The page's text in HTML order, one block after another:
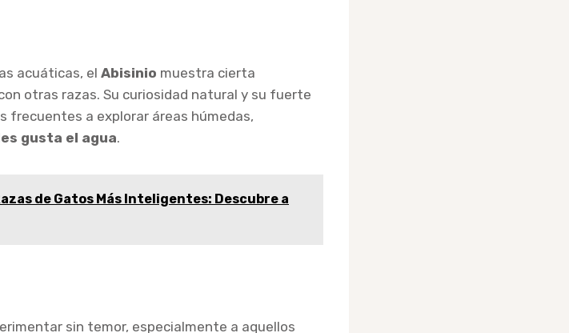
acuáticas, el Abisinio muestra cierta
otras razas. Su curiosidad natural y su fuerte
frecuentes a explorar áreas húmedas,
gusta el agua.
de Gatos Más Inteligentes: Descubre a
sin temor, especialmente a aquellos